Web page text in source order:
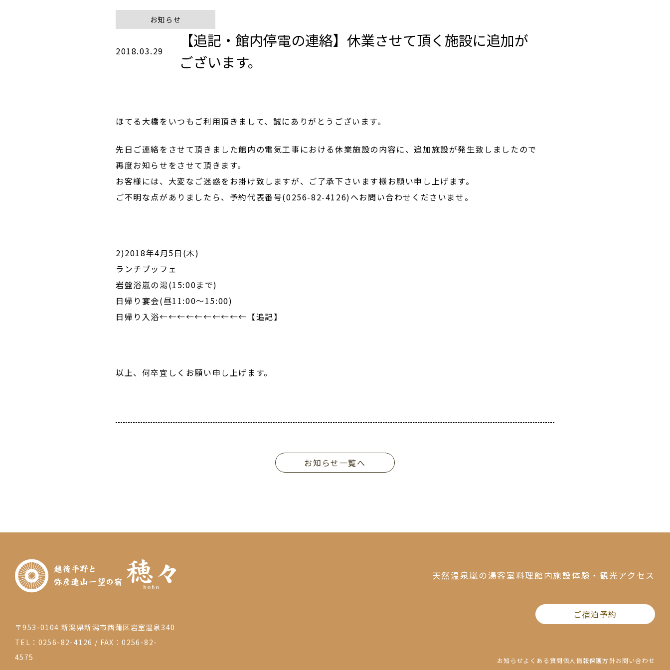
お知らせ
2018.03.29
【追記・館内停電の連絡】休業させて頂く施設に追加が
ございます。
ほてる大橋をいつもご利用頂きまして、誠にありがとうございます。
先日ご連絡をさせて頂きました館内の電気工事における休業施設の内容に、追加施設が発生致しましたので
再度お知らせをさせて頂きます。
お客様には、大変なご迷惑をお掛け致しますが、ご了承下さいます様お願い申し上げます。
ご不明な点がありましたら、予約代表番号(0256-82-4126)へお問い合わせくださいませ。
2)2018年4月5日(木)
ランチブッフェ
岩盤浴嵐の湯(15:00まで)
日帰り宴会(昼11:00～15:00)
日帰り入浴←←←←←←←←←←【追記】
以上、何卒宜しくお願い申し上げます。
お知らせ一覧へ
〒953-0104 新潟県新潟市西蒲区岩室温泉340
TEL：0256-82-4126 / FAX：0256-82-
4575
天然温泉嵐の湯客室料理館内施設体験・観光アクセス
ご宿泊予約
お知らせよくある質問個人情報保護方針お問い合わせ